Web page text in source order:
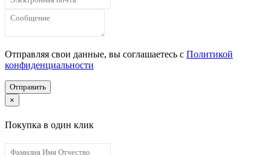
Отправляя свои данные, вы соглашаетесь с Политикой
конфиденциальности
Отправить
×
Покупка в один клик